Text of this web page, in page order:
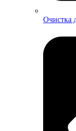
Очистка